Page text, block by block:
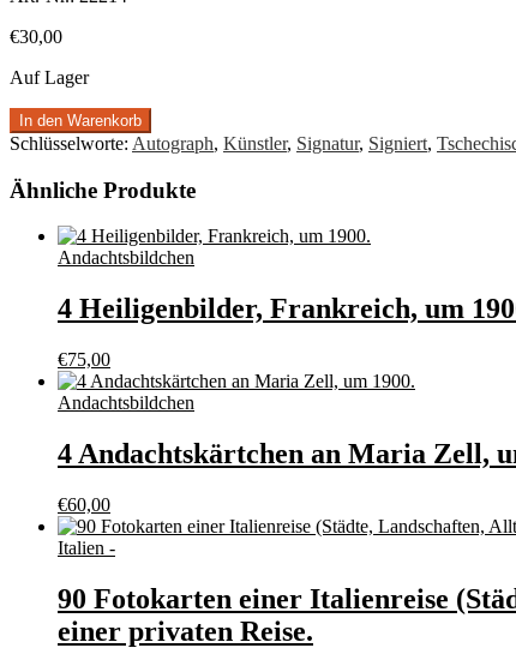
€30,00
Auf Lager
In den Warenkorb
Schlüsselworte: Autograph, Künstler, Signatur, Signiert,
Ähnliche Produkte
Andachtsbildchen
4 Heiligenbilder, Frankreich, um
€75,00
Andachtsbildchen
4 Andachtskärtchen an Maria Zell,
€60,00
Italien -
90 Fotokarten einer Italienreise
einer privaten Reise.